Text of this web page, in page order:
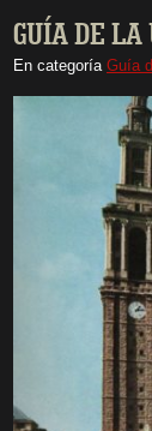
GUÍA DE LA
En categoría Guía